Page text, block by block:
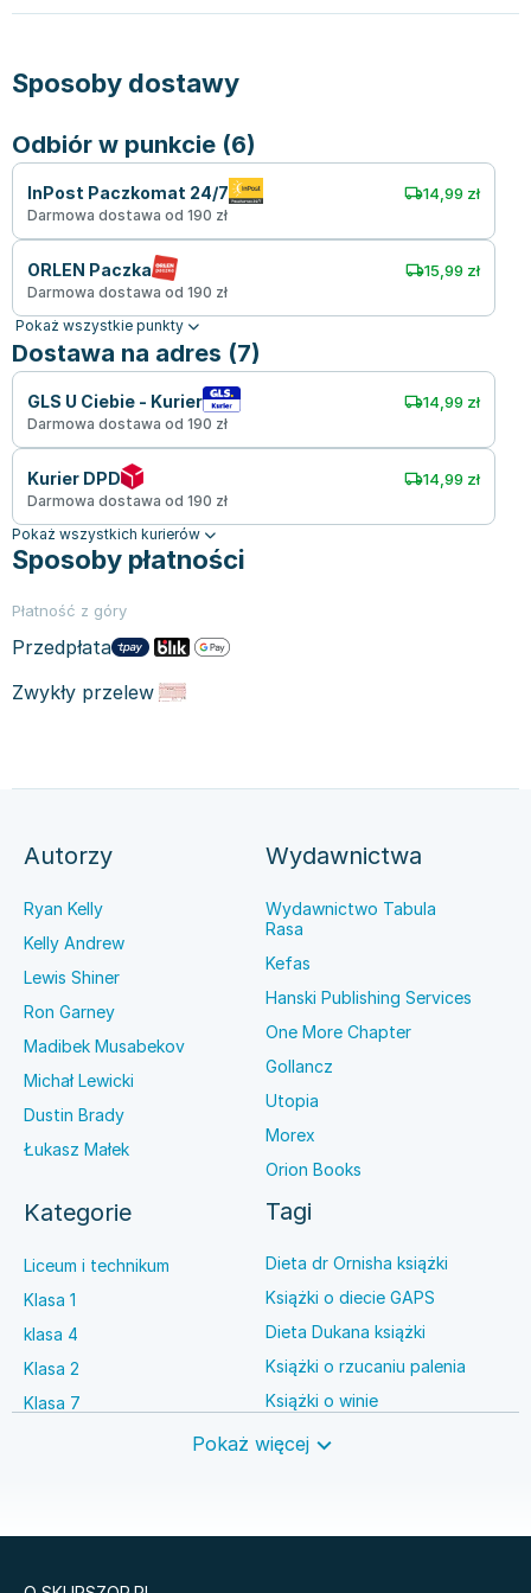
Sposoby dostawy
Odbiór w punkcie (6)
InPost Paczkomat 24/7 14,99 zł
Darmowa dostawa od 190 zł
ORLEN Paczka 15,99 zł
Darmowa dostawa od 190 zł
Pokaż wszystkie punkty
Dostawa na adres (7)
GLS U Ciebie - Kurier 14,99 zł
Darmowa dostawa od 190 zł
Kurier DPD 14,99 zł
Darmowa dostawa od 190 zł
Pokaż wszystkich kurierów
Sposoby płatności
Płatność z góry
Przedpłata
Zwykły przelew
Autorzy
Ryan Kelly
Kelly Andrew
Lewis Shiner
Ron Garney
Madibek Musabekov
Michał Lewicki
Dustin Brady
Łukasz Małek
Wydawnictwa
Wydawnictwo Tabula
Rasa
Kefas
Hanski Publishing Services
One More Chapter
Gollancz
Utopia
Morex
Orion Books
Kategorie
Liceum i technikum
Klasa 1
klasa 4
Klasa 2
Klasa 7
Tagi
Dieta dr Ornisha książki
Książki o diecie GAPS
Dieta Dukana książki
Książki o rzucaniu palenia
Książki o winie
Książki o anestezjologii
Pokaż więcej